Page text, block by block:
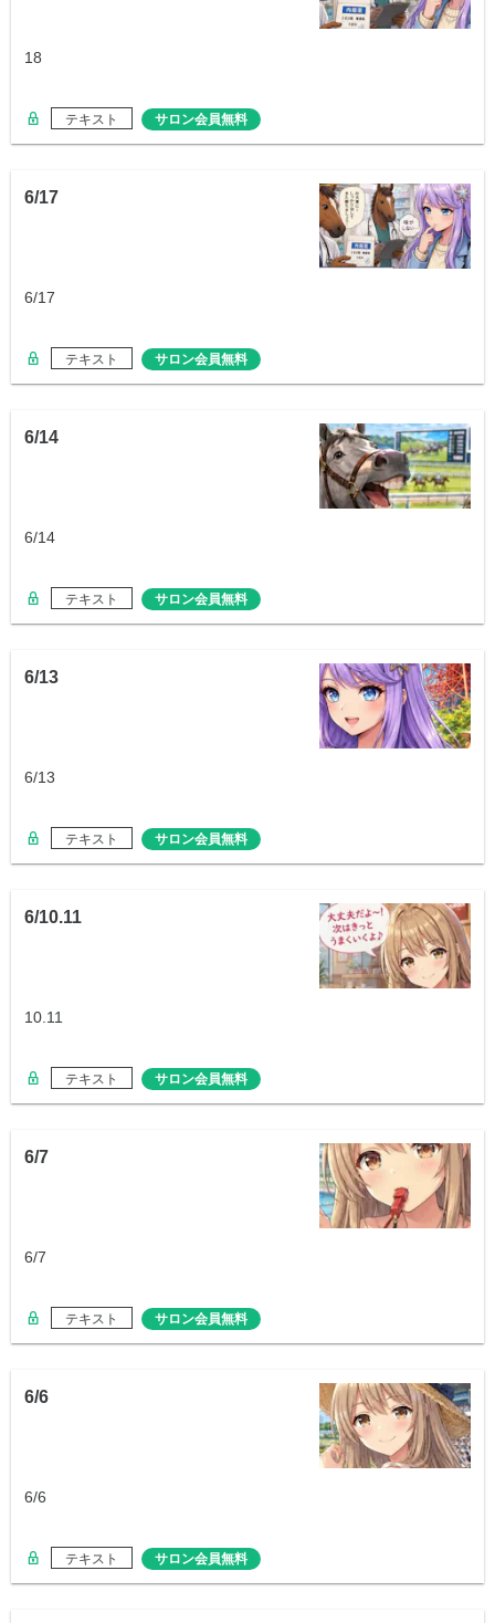
18
テキスト サロン会員無料
6/17
6/17
テキスト サロン会員無料
6/14
6/14
テキスト サロン会員無料
6/13
6/13
テキスト サロン会員無料
6/10.11
10.11
テキスト サロン会員無料
6/7
6/7
テキスト サロン会員無料
6/6
6/6
テキスト サロン会員無料